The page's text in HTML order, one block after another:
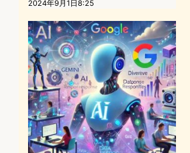
2024年9月1日8:25